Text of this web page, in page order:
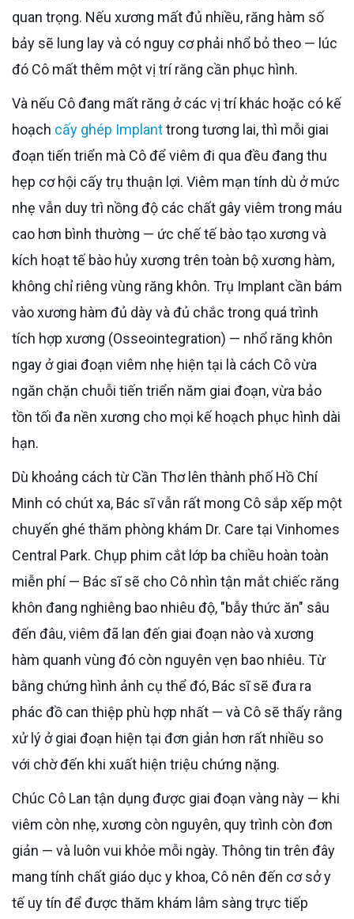
quan trọng. Nếu xương mất đủ nhiều, răng hàm số
bảy sẽ lung lay và có nguy cơ phải nhổ bỏ theo — lúc
đó Cô mất thêm một vị trí răng cần phục hình.
Và nếu Cô đang mất răng ở các vị trí khác hoặc có kế
hoạch cấy ghép Implanttrong tương lai, thì mỗi giai
đoạn tiến triển mà Cô để viêm đi qua đều đang thu
hẹp cơ hội cấy trụ thuận lợi. Viêm mạn tính dù ở mức
nhẹ vẫn duy trì nồng độ các chất gây viêm trong máu
cao hơn bình thường — ức chế tế bào tạo xương và
kích hoạt tế bào hủy xương trên toàn bộ xương hàm,
không chỉ riêng vùng răng khôn. Trụ Implant cần bám
vào xương hàm đủ dày và đủ chắc trong quá trình
tích hợp xương (Osseointegration) — nhổ răng khôn
ngay ở giai đoạn viêm nhẹ hiện tại là cách Cô vừa
ngăn chặn chuỗi tiến triển năm giai đoạn, vừa bảo
tồn tối đa nền xương cho mọi kế hoạch phục hình dài
hạn.
Dù khoảng cách từ Cần Thơ lên thành phố Hồ Chí
Minh có chút xa, Bác sĩ vẫn rất mong Cô sắp xếp một
chuyến ghé thăm phòng khám Dr. Care tại Vinhomes
Central Park. Chụp phim cắt lớp ba chiều hoàn toàn
miễn phí — Bác sĩ sẽ cho Cô nhìn tận mắt chiếc răng
khôn đang nghiêng bao nhiêu độ, "bẫy thức ăn" sâu
đến đâu, viêm đã lan đến giai đoạn nào và xương
hàm quanh vùng đó còn nguyên vẹn bao nhiêu. Từ
bằng chứng hình ảnh cụ thể đó, Bác sĩ sẽ đưa ra
phác đồ can thiệp phù hợp nhất — và Cô sẽ thấy rằng
xử lý ở giai đoạn hiện tại đơn giản hơn rất nhiều so
với chờ đến khi xuất hiện triệu chứng nặng.
Chúc Cô Lan tận dụng được giai đoạn vàng này — khi
viêm còn nhẹ, xương còn nguyên, quy trình còn đơn
giản — và luôn vui khỏe mỗi ngày. Thông tin trên đây
mang tính chất giáo dục y khoa, Cô nên đến cơ sở y
tế uy tín để được thăm khám lâm sàng trực tiếp